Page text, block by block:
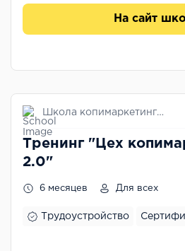
На сайт
Школа копимаркетинга Сергея Трубадура
Тренинг "Цех
2.0"
6 месяцев Для всех
Трудоустройство